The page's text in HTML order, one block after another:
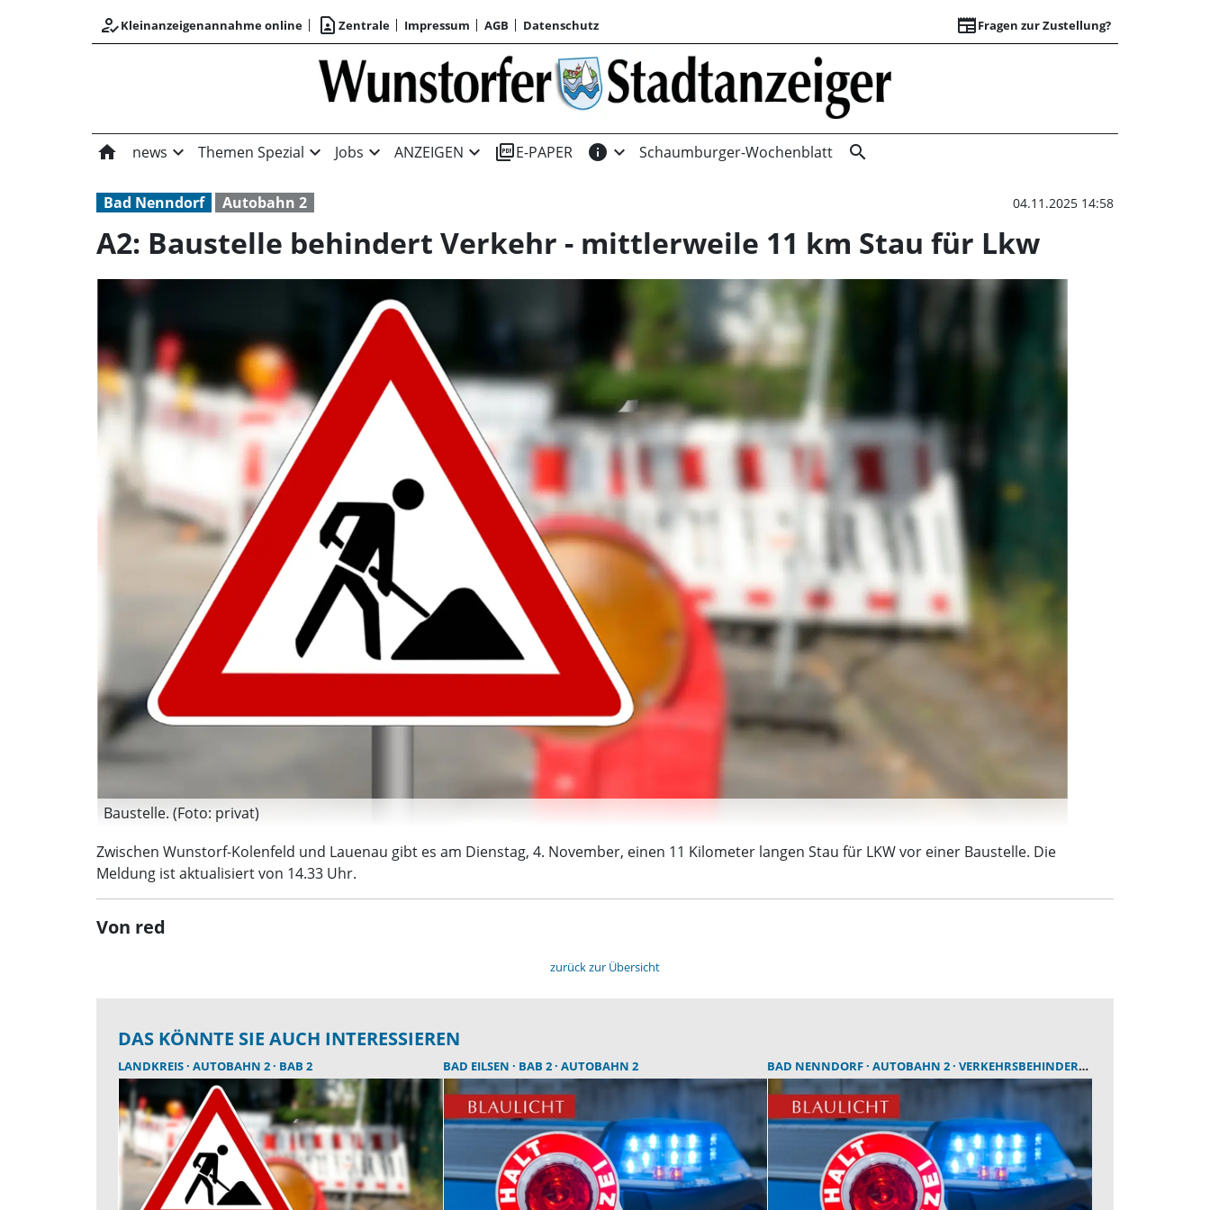
how_to_regKleinanzeigenannahme online contact_page Zentrale Impressum AGB Datenschutz newspaperFragen zur Zustellung?
A2: Baustelle
home news expand_more Themen Spezial expand_more Jobs expand_more ANZEIGEN expand_more picture_as_pdfE-PAPER info expand_more Schaumburger-Wochenblatt search
Bad Nenndorf Autobahn 2 04.11.2025 14:58
A2: Baustelle behindert Verkehr - mittlerweile 11 km Stau für Lkw
Baustelle. (Foto: privat)
Zwischen Wunstorf-Kolenfeld und Lauenau gibt es am Dienstag, 4. November, einen 11 Kilometer langen Stau für LKW vor einer Baustelle. Die
Meldung ist aktualisiert von 14.33 Uhr.
Von red
zurück zur Übersicht
DAS KÖNNTE SIE AUCH INTERESSIEREN
LANDKREIS AUTOBAHN 2 BAB 2 BAD EILSEN BAB 2 AUTOBAHN 2 BAD NENNDORF AUTOBAHN 2 VERKEHRSBEHINDERUNG